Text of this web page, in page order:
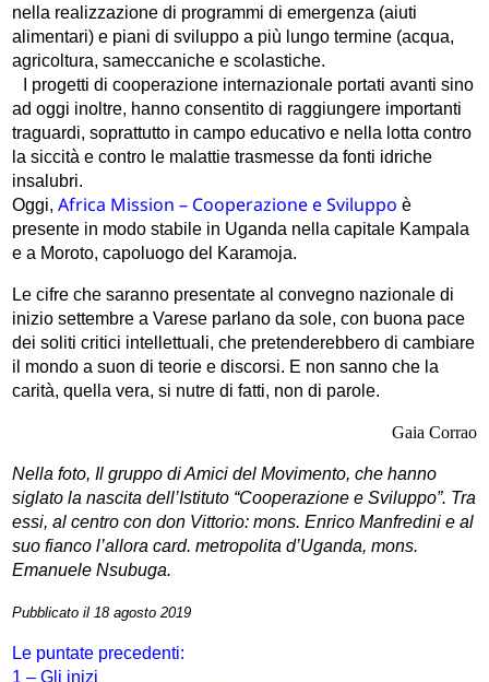
nella realizzazione di programmi di emergenza (aiuti
alimentari) e piani di sviluppo a più lungo termine (acqua,
agricoltura, sameccaniche e scolastiche.
I progetti di cooperazione internazionale portati avanti sino
ad oggi inoltre, hanno consentito di raggiungere importanti
traguardi, soprattutto in campo educativo e nella lotta contro
la siccità e contro le malattie trasmesse da fonti idriche
insalubri.
Oggi,Africa Mission – Cooperazione e Sviluppo è
presente in modo stabile in Uganda nella capitale Kampala
e a Moroto, capoluogo del Karamoja.
Le cifre che saranno presentate al convegno nazionale di
inizio settembre a Varese parlano da sole, con buona pace
dei soliti critici intellettuali, che pretenderebbero di cambiare
il mondo a suon di teorie e discorsi. E non sanno che la
carità, quella vera, si nutre di fatti, non di parole.
Gaia Corrao
Nella foto,Il gruppo di Amici del Movimento, che hanno
siglato la nascita dell’Istituto “Cooperazione e Sviluppo”. Tra
essi, al centro con don Vittorio: mons. Enrico Manfredini e al
suo fianco l’allora card. metropolita d’Uganda, mons.
Emanuele Nsubuga.
Pubblicato il 18 agosto 2019
Le puntate precedenti:
1 – Gli inizi